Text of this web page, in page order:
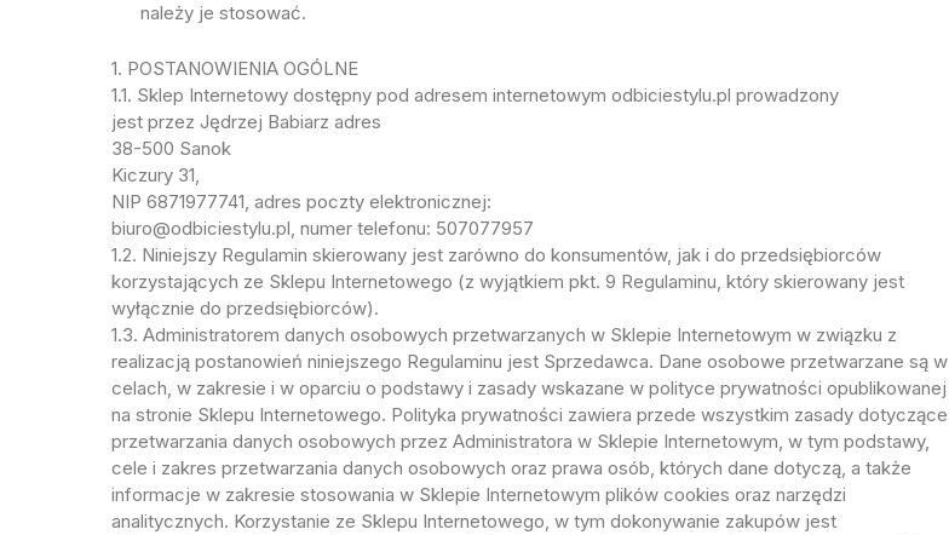
należy je stosować.
1. POSTANOWIENIA OGÓLNE
1.1. Sklep Internetowy dostępny pod adresem internetowym odbiciestylu.pl prowadzony
jest przez Jędrzej Babiarz adres
38-500 Sanok
Kiczury 31,
NIP 6871977741, adres poczty elektronicznej:
biuro@odbiciestylu.pl, numer telefonu: 507077957
1.2. Niniejszy Regulamin skierowany jest zarówno do konsumentów, jak i do przedsiębiorców
korzystających ze Sklepu Internetowego (z wyjątkiem pkt. 9 Regulaminu, który skierowany jest
wyłącznie do przedsiębiorców).
1.3. Administratorem danych osobowych przetwarzanych w Sklepie Internetowym w związku z
realizacją postanowień niniejszego Regulaminu jest Sprzedawca. Dane osobowe przetwarzane są w
celach, w zakresie i w oparciu o podstawy i zasady wskazane w polityce prywatności opublikowanej
na stronie Sklepu Internetowego. Polityka prywatności zawiera przede wszystkim zasady dotyczące
przetwarzania danych osobowych przez Administratora w Sklepie Internetowym, w tym podstawy,
cele i zakres przetwarzania danych osobowych oraz prawa osób, których dane dotyczą, a także
informacje w zakresie stosowania w Sklepie Internetowym plików cookies oraz narzędzi
analitycznych. Korzystanie ze Sklepu Internetowego, w tym dokonywanie zakupów jest